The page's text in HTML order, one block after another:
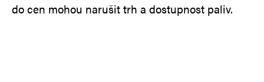
do cen mohou narušit trh a dostupnost paliv.